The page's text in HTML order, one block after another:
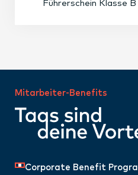
Führerschein Klasse B
Mitarbeiter-Benefits
Corporate Benefit